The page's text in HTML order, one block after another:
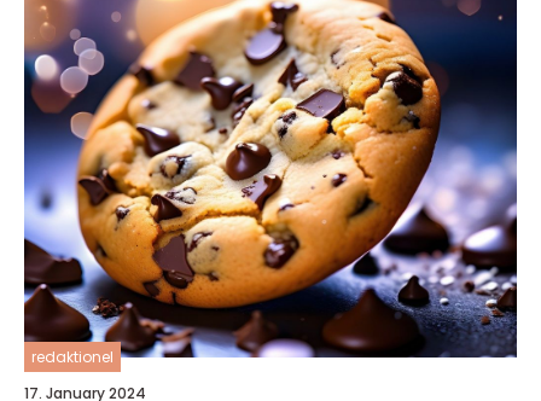
redaktionel
17. January 2024